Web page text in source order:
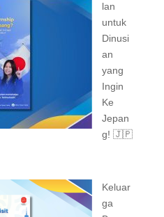
lan
untuk
Dinusi
an
yang
Ingin
Ke
Jepan
g! 🇯🇵
Keluar
ga